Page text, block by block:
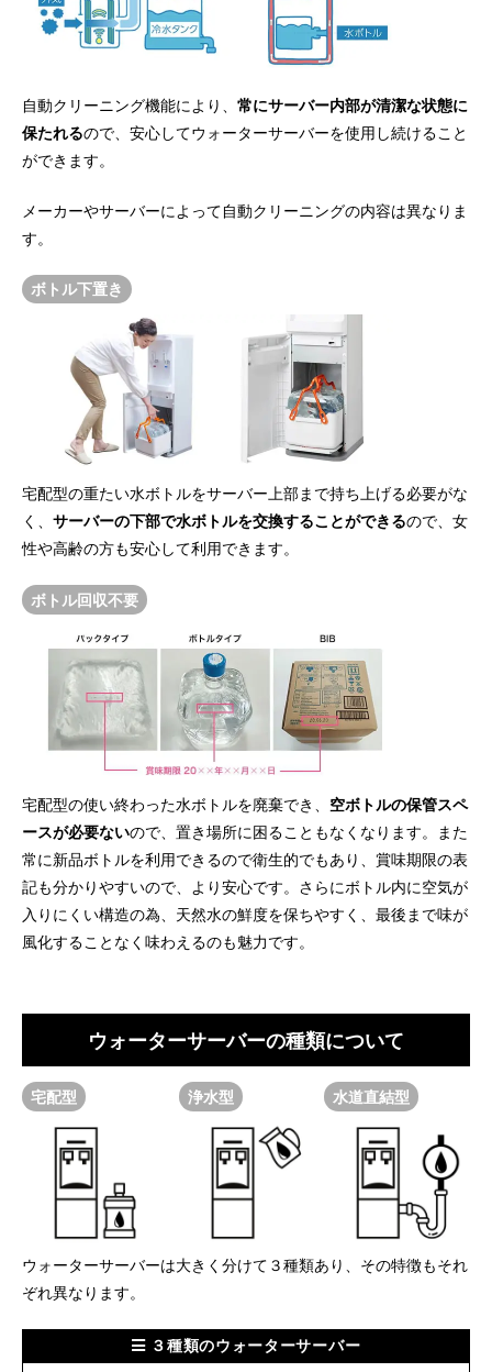
自動クリーニング機能により、 常にサーバー内部が清潔な状態に
保たれるので、安心してウォーターサーバーを使用し続けること
ができます。
メーカーやサーバーによって自動クリーニングの内容は異なりま
す。
ボトル下置き
宅配型の重たい水ボトルをサーバー上部まで持ち上げる必要がな
く、 サーバーの下部で水ボトルを交換することができるので、女
性や高齢の方も安心して利用できます。
ボトル回収不要
宅配型の使い終わった水ボトルを廃棄でき、 空ボトルの保管スペ
ースが必要ないので、置き場所に困ることもなくなります。また
常に新品ボトルを利用できるので衛生的でもあり、賞味期限の表
記も分かりやすいので、より安心です。さらにボトル内に空気が
入りにくい構造の為、天然水の鮮度を保ちやすく、最後まで味が
風化することなく味わえるのも魅力です。
ウォーターサーバーの種類について
宅配型 浄水型 水道直結型
ウォーターサーバーは大きく分けて３種類あり、その特徴もそれ
ぞれ異なります。
３種類のウォーターサーバー